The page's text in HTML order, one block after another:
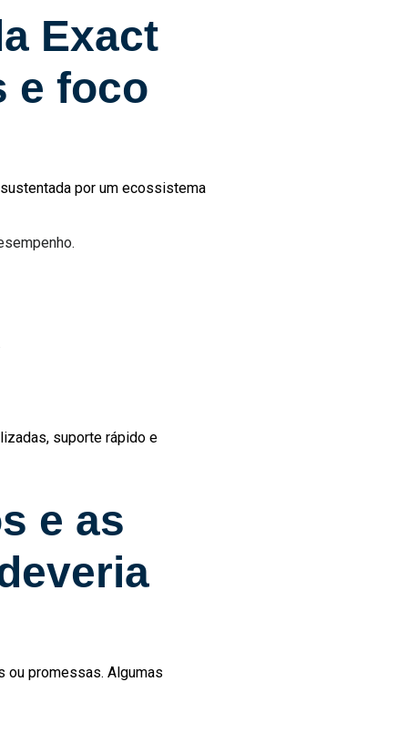
Exact
e foco
por um ecossistema
suporte rápido e
e as
ou promessas. Algumas